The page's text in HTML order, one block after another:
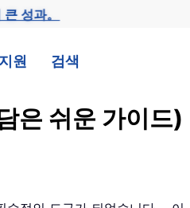
성과。
지원 검색
은 쉬운 가이드)